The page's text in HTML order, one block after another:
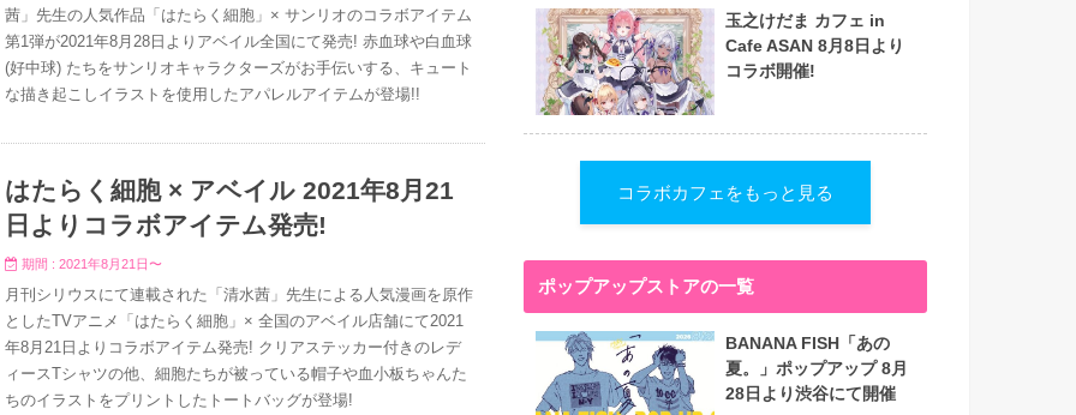
茜」先生の人気作品「はたらく細胞」× サンリオのコラボアイテム
第1弾が2021年8月28日よりアベイル全国にて発売! 赤血球や白血球
(好中球) たちをサンリオキャラクターズがお手伝いする、キュート
な描き起こしイラストを使用したアパレルアイテムが登場!!
はたらく細胞 × アベイル 2021年8月21
日よりコラボアイテム発売!
期間 : 2021年8月21日〜
月刊シリウスにて連載された「清水茜」先生による人気漫画を原作
としたTVアニメ「はたらく細胞」× 全国のアベイル店舗にて2021
年8月21日よりコラボアイテム発売! クリアステッカー付きのレデ
ィースTシャツの他、細胞たちが被っている帽子や血小板ちゃんた
ちのイラストをプリントしたトートバッグが登場!
玉之けだま カフェ in
Cafe ASAN 8月8日より
コラボ開催!
コラボカフェをもっと見る
ポップアップストアの一覧
BANANA FISH「あの
夏。」ポップアップ 8月
28日より渋谷にて開催